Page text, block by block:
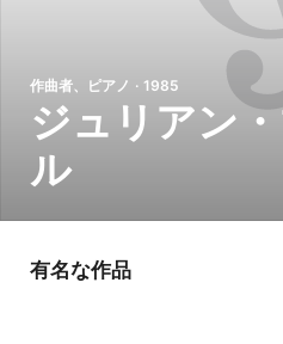
作曲者、ピアノ · 1985
ジュリアン
ル
有名な作品